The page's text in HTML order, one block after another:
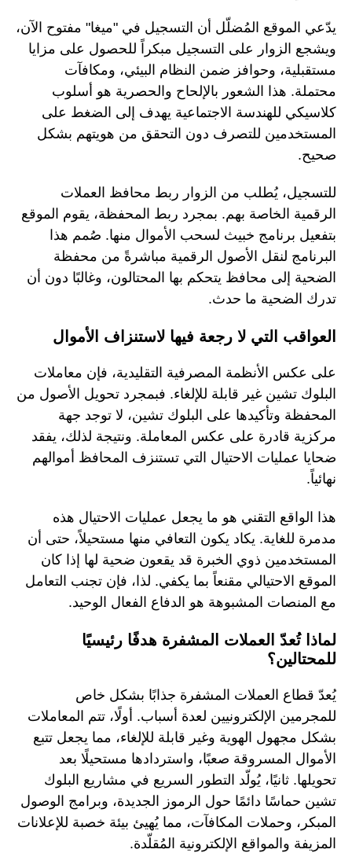
يدّعي الموقع المُضلّل أن التسجيل في "ميغا" مفتوح الآن،
ويشجع الزوار على التسجيل مبكراً للحصول على مزايا
مستقبلية، وحوافز ضمن النظام البيئي، ومكافآت
محتملة. هذا الشعور بالإلحاح والحصرية هو أسلوب
كلاسيكي للهندسة الاجتماعية يهدف إلى الضغط على
المستخدمين للتصرف دون التحقق من هويتهم بشكل
صحيح.
للتسجيل، يُطلب من الزوار ربط محافظ العملات
الرقمية الخاصة بهم. بمجرد ربط المحفظة، يقوم الموقع
بتفعيل برنامج خبيث لسحب الأموال منها. صُمم هذا
البرنامج لنقل الأصول الرقمية مباشرةً من محفظة
الضحية إلى محافظ يتحكم بها المحتالون، وغالبًا دون أن
تدرك الضحية ما حدث.
العواقب التي لا رجعة فيها لاستنزاف الأموال
على عكس الأنظمة المصرفية التقليدية، فإن معاملات
البلوك تشين غير قابلة للإلغاء. فبمجرد تحويل الأصول من
المحفظة وتأكيدها على البلوك تشين، لا توجد جهة
مركزية قادرة على عكس المعاملة. ونتيجة لذلك، يفقد
ضحايا عمليات الاحتيال التي تستنزف المحافظ أموالهم
نهائياً.
هذا الواقع التقني هو ما يجعل عمليات الاحتيال هذه
مدمرة للغاية. يكاد يكون التعافي منها مستحيلاً، حتى أن
المستخدمين ذوي الخبرة قد يقعون ضحية لها إذا كان
الموقع الاحتيالي مقنعاً بما يكفي. لذا، فإن تجنب التعامل
مع المنصات المشبوهة هو الدفاع الفعال الوحيد.
لماذا تُعدّ العملات المشفرة هدفًا رئيسيًا
للمحتالين؟
يُعدّ قطاع العملات المشفرة جذابًا بشكل خاص
للمجرمين الإلكترونيين لعدة أسباب. أولًا، تتم المعاملات
بشكل مجهول الهوية وغير قابلة للإلغاء، مما يجعل تتبع
الأموال المسروقة صعبًا، واستردادها مستحيلًا بعد
تحويلها. ثانيًا، يُولّد التطور السريع في مشاريع البلوك
تشين حماسًا دائمًا حول الرموز الجديدة، وبرامج الوصول
المبكر، وحملات المكافآت، مما يُهيئ بيئة خصبة للإعلانات
المزيفة والمواقع الإلكترونية المُقلّدة.